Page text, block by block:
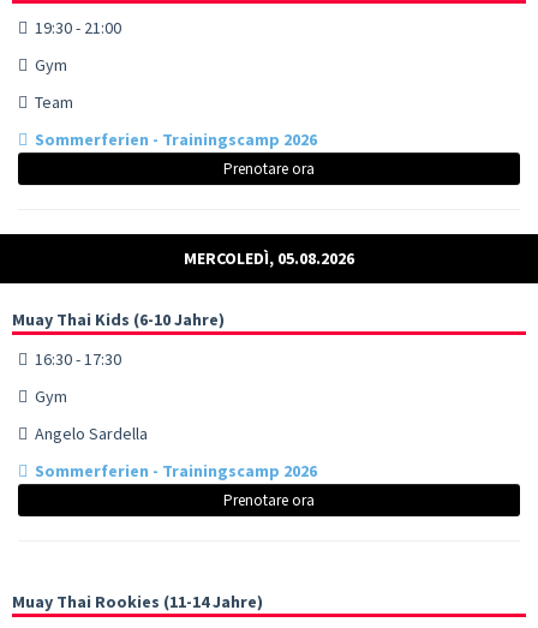
19:30 - 21:00
Gym
Team
Sommerferien - Trainingscamp 2026
Prenotare ora
MERCOLEDÌ, 05.08.2026
Muay Thai Kids (6-10 Jahre)
16:30 - 17:30
Gym
Angelo Sardella
Sommerferien - Trainingscamp 2026
Prenotare ora
Muay Thai Rookies (11-14 Jahre)